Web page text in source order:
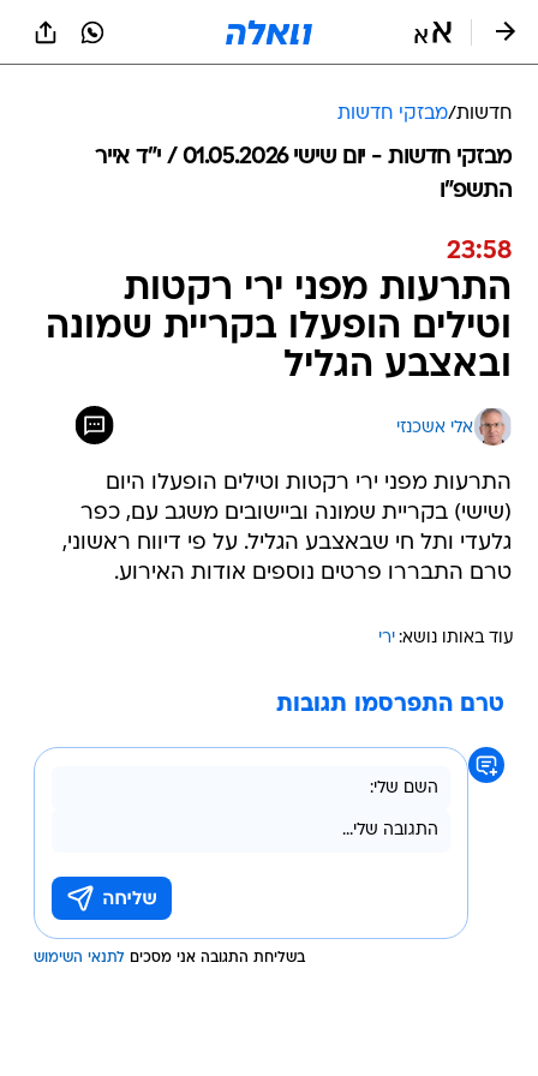
חדשות/מבזקי חדשות
מבזקי חדשות - יום שישי 01.05.2026 / י״ד אייר
התשפ"ו
23:58
התרעות מפני ירי רקטות
וטילים הופעלו בקריית שמונה
ובאצבע הגליל
אלי אשכנזי
התרעות מפני ירי רקטות וטילים הופעלו היום
(שישי) בקריית שמונה וביישובים משגב עם, כפר
גלעדי ותל חי שבאצבע הגליל. על פי דיווח ראשוני,
טרם התבררו פרטים נוספים אודות האירוע.
עוד באותו נושא: ירי
טרם התפרסמו תגובות
בשליחת התגובה אני מסכים לתנאי השימוש